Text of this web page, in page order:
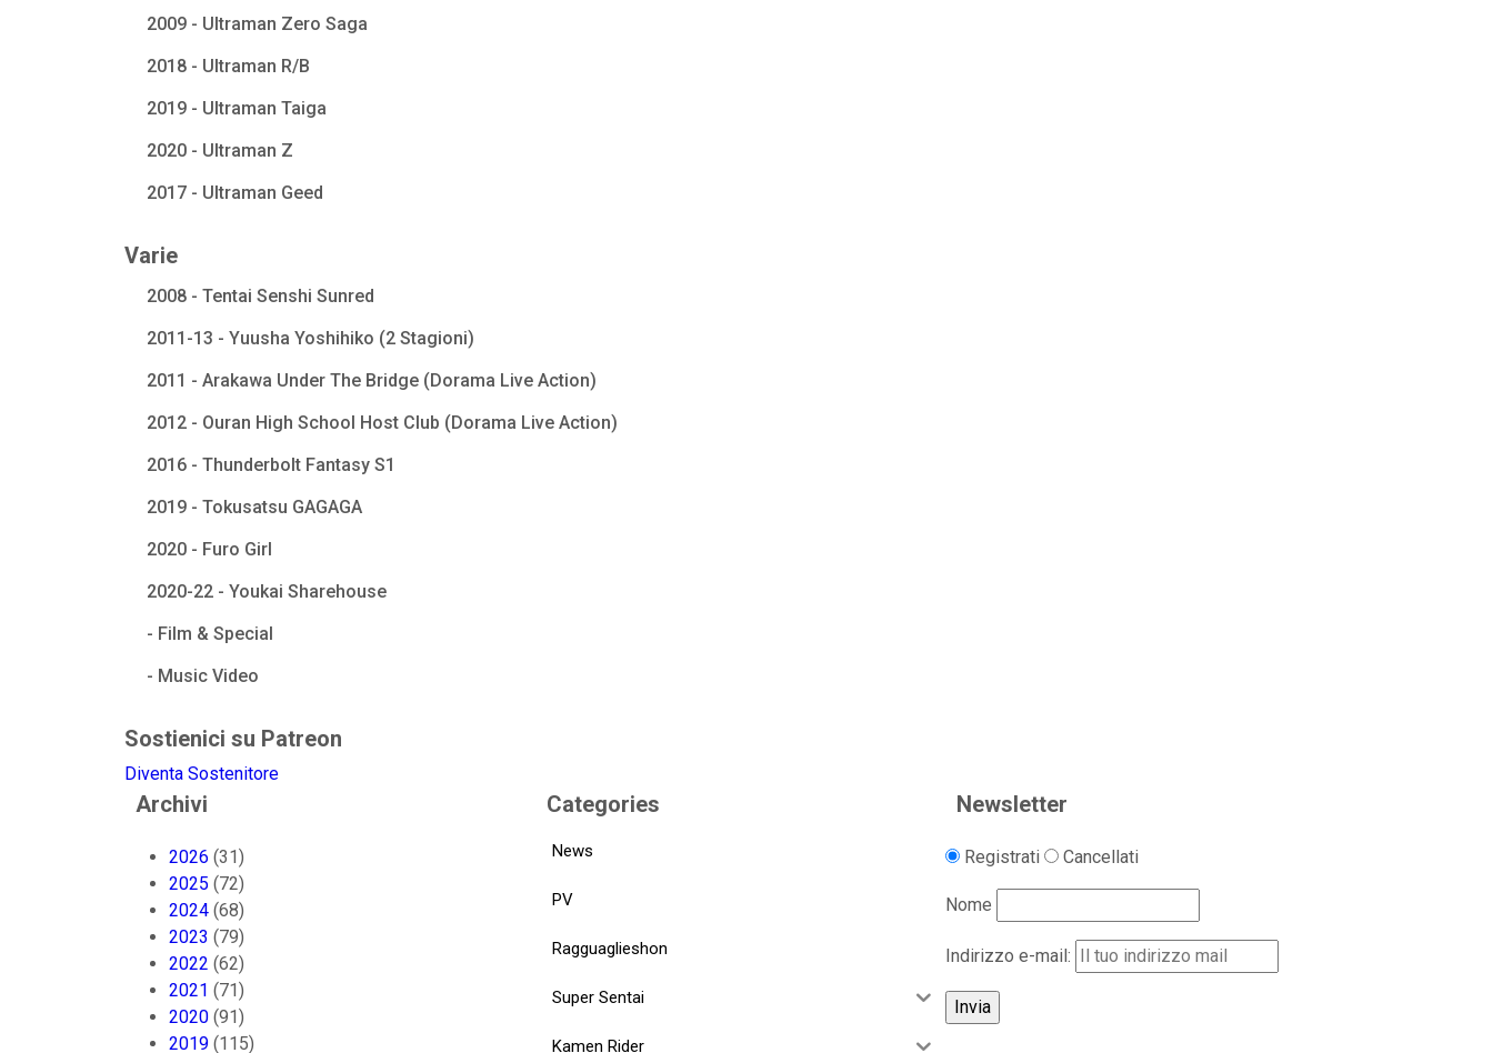
2009 - Ultraman Zero Saga
2018 - Ultraman R/B
2019 - Ultraman Taiga
2020 - Ultraman Z
2017 - Ultraman Geed
Varie
2008 - Tentai Senshi Sunred
2011-13 - Yuusha Yoshihiko (2 Stagioni)
2011 - Arakawa Under The Bridge (Dorama Live Action)
2012 - Ouran High School Host Club (Dorama Live Action)
2016 - Thunderbolt Fantasy S1
2019 - Tokusatsu GAGAGA
2020 - Furo Girl
2020-22 - Youkai Sharehouse
- Film & Special
- Music Video
Sostienici su Patreon
Diventa Sostenitore
Archivi
2026 (31)
2025 (72)
2024 (68)
2023 (79)
2022 (62)
2021 (71)
2020 (91)
2019 (115)
Categories
News
PV
Ragguaglieshon
Super Sentai
Kamen Rider
Newsletter
Registrati Cancellati
Nome
Indirizzo e-mail: